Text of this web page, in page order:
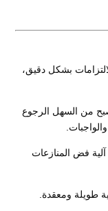
بشكل دقيق،
من السهل الرجوع
فض المنازعات
طويلة ومعقدة.